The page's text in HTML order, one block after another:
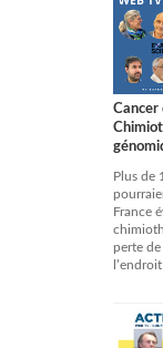
Cancer
Plus de
France
perte